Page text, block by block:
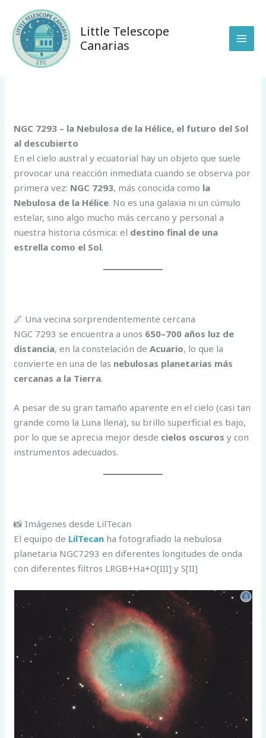
contenido
Little Telescope
Canarias
/Uncategorized anunakiobservatory@gmail.com
NGC 7293 – la Nebulosa de la Hélice, el futuro del Sol
al descubierto
En el cielo austral y ecuatorial hay un objeto que suele
provocar una reacción inmediata cuando se observa por
primera vez: NGC 7293, más conocida como la
Nebulosa de la Hélice. No es una galaxia ni un cúmulo
estelar, sino algo mucho más cercano y personal a
nuestra historia cósmica: el destino final de una
estrella como el Sol.
🌌 Una vecina sorprendentemente cercana
NGC 7293 se encuentra a unos 650–700 años luz de
distancia, en la constelación deAcuario, lo que la
convierte en una de las nebulosas planetarias más
cercanas a la Tierra.
A pesar de su gran tamaño aparente en el cielo (casi tan
grande como la Luna llena), su brillo superficial es bajo,
por lo que se aprecia mejor desde cielos oscuros y con
instrumentos adecuados.
📸 Imágenes desde LilTecan
El equipo de LilTecan ha fotografiado la nebulosa
planetaria NGC7293 en diferentes longitudes de onda
con diferentes filtros LRGB+Ha+O[III] y S[II]